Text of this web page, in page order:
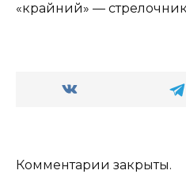
«крайний» —
Комментарии закрыты.